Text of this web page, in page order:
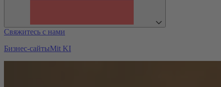
Свяжитесь с нами
Бизнес-сайтыMit KI